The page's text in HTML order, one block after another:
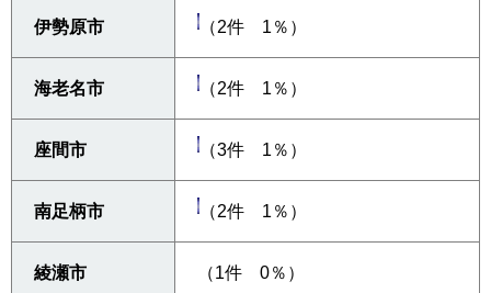
伊勢原市 （2件 1％）
海老名市 （2件 1％）
座間市 （3件 1％）
南足柄市 （2件 1％）
綾瀬市 （1件 0％）